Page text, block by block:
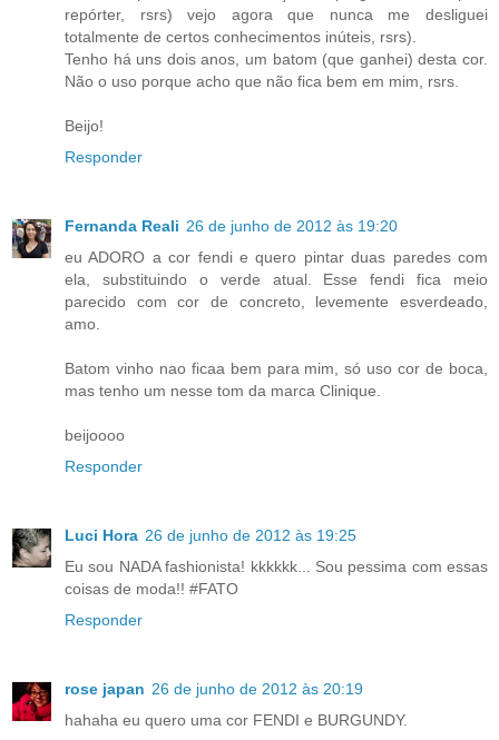
repórter, rsrs) vejo agora que nunca me desliguei
totalmente de certos conhecimentos inúteis, rsrs).
Tenho há uns dois anos, um batom (que ganhei) desta cor.
Não o uso porque acho que não fica bem em mim, rsrs.
Beijo!
Responder
Fernanda Reali 26 de junho de 2012 às 19:20
eu ADORO a cor fendi e quero pintar duas paredes com
ela, substituindo o verde atual. Esse fendi fica meio
parecido com cor de concreto, levemente esverdeado,
amo.
Batom vinho nao ficaa bem para mim, só uso cor de boca,
mas tenho um nesse tom da marca Clinique.
beijoooo
Responder
Luci Hora 26 de junho de 2012 às 19:25
Eu sou NADA fashionista! kkkkkk... Sou pessima com essas
coisas de moda!! #FATO
Responder
rose japan 26 de junho de 2012 às 20:19
hahaha eu quero uma cor FENDI e BURGUNDY.